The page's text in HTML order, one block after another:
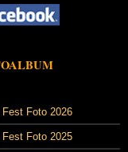
Foto 2026
Foto 2025